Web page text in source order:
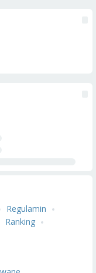
Regulamin
Ranking